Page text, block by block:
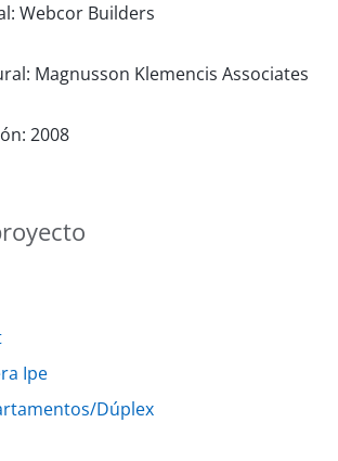
Webcor Builders
Magnusson Klemencis Associates
2008
Ipe
Dúplex